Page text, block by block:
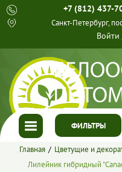
+7 (812) 437-
Санкт-Петербург,
Войти
ФИЛЬТРЫ
Главная Цветущие и
Лилейник гибридный